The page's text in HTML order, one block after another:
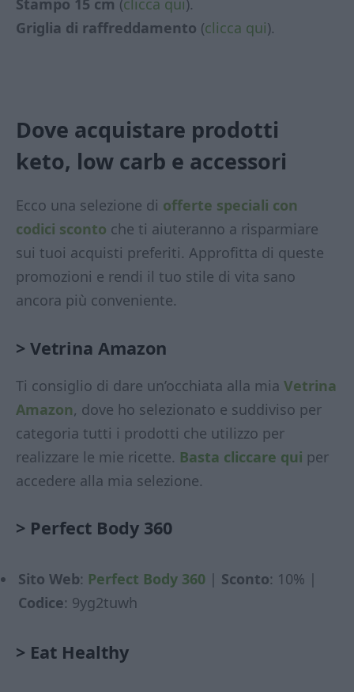
Stampo 15 cm (clicca qui).
Griglia di raffreddamento (clicca qui).
Dove acquistare prodotti
keto, low carb e accessori
Ecco una selezione di offerte speciali con
codici sconto che ti aiuteranno a risparmiare
sui tuoi acquisti preferiti. Approfitta di queste
promozioni e rendi il tuo stile di vita sano
ancora più conveniente.
> Vetrina Amazon
Ti consiglio di dare un’occhiata alla mia Vetrina
Amazon, dove ho selezionato e suddiviso per
categoria tutti i prodotti che utilizzo per
realizzare le mie ricette. Basta cliccare qui per
accedere alla mia selezione.
> Perfect Body 360
Sito Web: Perfect Body 360 | Sconto: 10% |
Codice: 9yg2tuwh
> Eat Healthy